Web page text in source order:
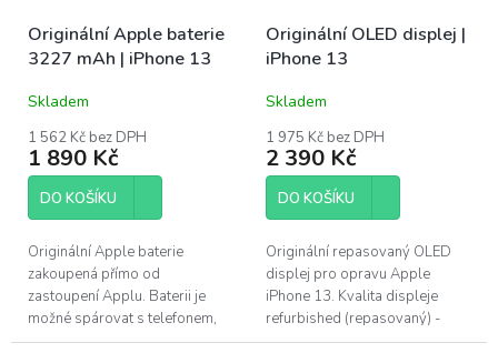
Originální Apple baterie
3227 mAh | iPhone 13
Skladem
1 562 Kč bez DPH
1 890 Kč
DO KOŠÍKU
Originální Apple baterie
zakoupená přímo od
zastoupení Applu. Baterii je
možné spárovat s telefonem,
zobrazuje jak kondici, tak
Originální OLED displej |
iPhone 13
Skladem
1 975 Kč bez DPH
2 390 Kč
DO KOŠÍKU
Originální repasovaný OLED
displej pro opravu Apple
iPhone 13. Kvalita displeje
refurbished (repasovaný) -
použitý originální OLED panel s